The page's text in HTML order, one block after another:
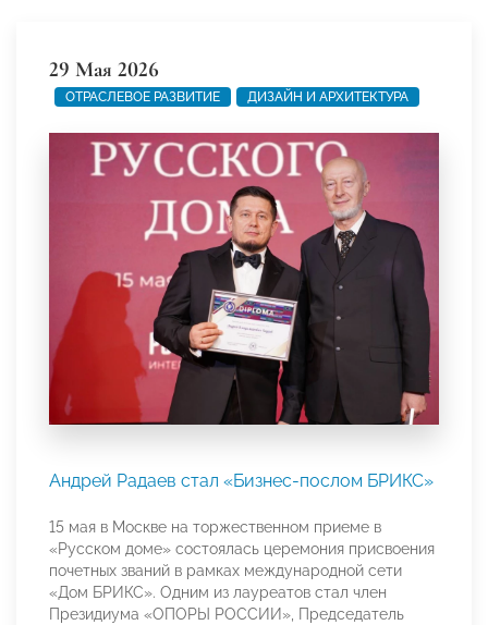
29 Мая 2026
ОТРАСЛЕВОЕ РАЗВИТИЕ ДИЗАЙН И АРХИТЕКТУРА
Андрей Радаев стал «Бизнес-послом БРИКС»
15 мая в Москве на торжественном приеме в
«Русском доме» состоялась церемония присвоения
почетных званий в рамках международной сети
«Дом БРИКС». Одним из лауреатов стал член
Президиума «ОПОРЫ РОССИИ», Председатель